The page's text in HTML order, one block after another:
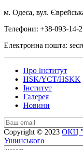
м. Одеса, вул.
Телефони: +38-093-14-
Електронна пошта:
Про Інститут
HSK/YCT/HSKK
Інститут
Галерея
Новини
Copyright © 2023 ОКЦ
Ушинського